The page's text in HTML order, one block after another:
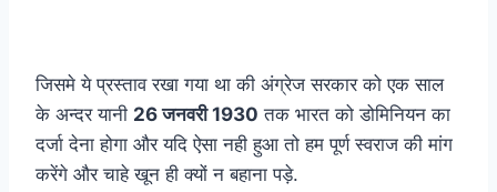
जिसमे ये प्रस्ताव रखा गया था की अंग्रेज सरकार को एक साल
के अन्दर यानी 26 जनवरी 1930 तक भारत को डोमिनियन का
दर्जा देना होगा और यदि ऐसा नही हुआ तो हम पूर्ण स्वराज की मांग
करेंगे और चाहे खून ही क्यों न बहाना पड़े.